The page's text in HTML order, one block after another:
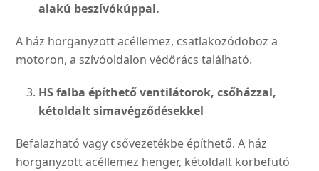
alakú beszívókúppal.
A ház horganyzott acéllemez, csatlakozódoboz a
motoron, a szívóoldalon védőrács találha­tó.
HS falba építhető ventilátorok, csőházzal,
kétoldalt simavégződésekkel
Befalazható vagy csővezeték­be építhető. A ház
horgany­zott acéllemez henger, kétol­dalt körbefutó